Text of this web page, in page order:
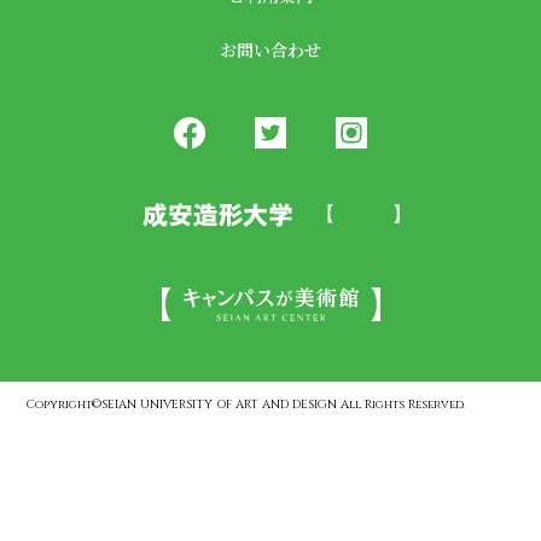
お問い合わせ
Copyright©SEIAN UNIVERSITY OF ART AND DESIGN All Rights Reserved.